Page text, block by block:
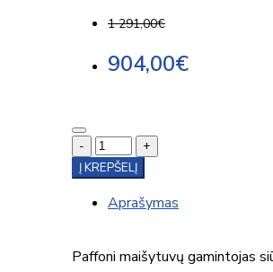
1 291,00€
904,00€
-
+
Į KREPŠELĮ
Aprašymas
Paffoni maišytuvų gamintojas